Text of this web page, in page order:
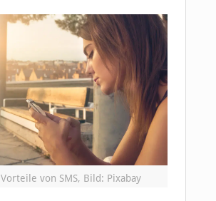
Vorteile von SMS, Bild: Pixabay